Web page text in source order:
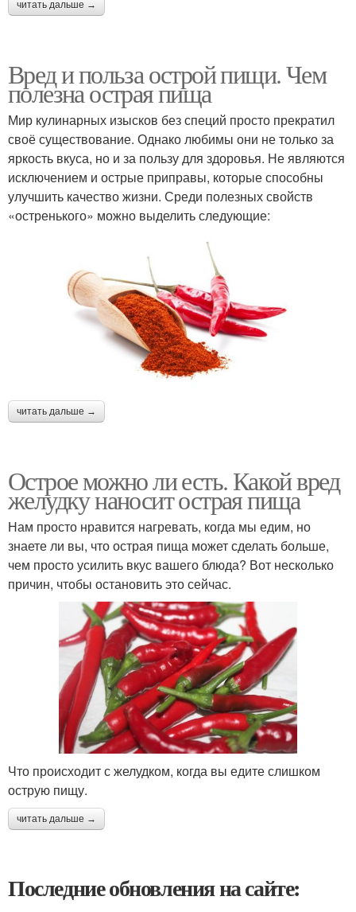
читать дальше →
Вред и польза острой пищи. Чем
полезна острая пища
Мир кулинарных изысков без специй просто прекратил
своё существование. Однако любимы они не только за
яркость вкуса, но и за пользу для здоровья. Не являются
исключением и острые приправы, которые способны
улучшить качество жизни. Среди полезных свойств
«остренького» можно выделить следующие:
читать дальше →
Острое можно ли есть. Какой вред
желудку наносит острая пища
Нам просто нравится нагревать, когда мы едим, но
знаете ли вы, что острая пища может сделать больше,
чем просто усилить вкус вашего блюда? Вот несколько
причин, чтобы остановить это сейчас.
Что происходит с желудком, когда вы едите слишком
острую пищу.
читать дальше →
Последние обновления на сайте: